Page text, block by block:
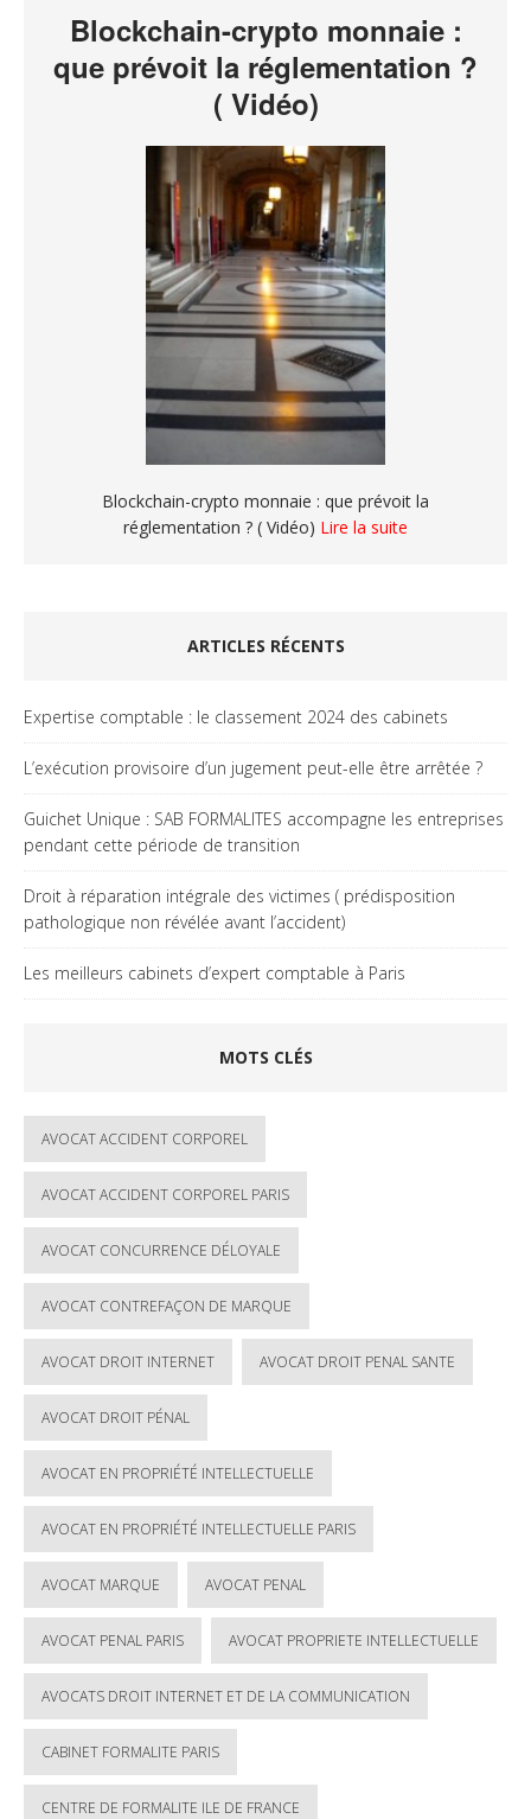
Blockchain-crypto monnaie :
que prévoit la réglementation ?
( Vidéo)
Blockchain-crypto monnaie : que prévoit la
réglementation ? ( Vidéo) Lire la suite
ARTICLES RÉCENTS
Expertise comptable : le classement 2024 des cabinets
L’exécution provisoire d’un jugement peut-elle être arrêtée ?
Guichet Unique : SAB FORMALITES accompagne les entreprises
pendant cette période de transition
Droit à réparation intégrale des victimes ( prédisposition
pathologique non révélée avant l’accident)
Les meilleurs cabinets d’expert comptable à Paris
MOTS CLÉS
AVOCAT ACCIDENT CORPOREL
AVOCAT ACCIDENT CORPOREL PARIS
AVOCAT CONCURRENCE DÉLOYALE
AVOCAT CONTREFAÇON DE MARQUE
AVOCAT DROIT INTERNET AVOCAT DROIT PENAL SANTE
AVOCAT DROIT PÉNAL
AVOCAT EN PROPRIÉTÉ INTELLECTUELLE
AVOCAT EN PROPRIÉTÉ INTELLECTUELLE PARIS
AVOCAT MARQUE AVOCAT PENAL
AVOCAT PENAL PARIS AVOCAT PROPRIETE INTELLECTUELLE
AVOCATS DROIT INTERNET ET DE LA COMMUNICATION
CABINET FORMALITE PARIS
CENTRE DE FORMALITE ILE DE FRANCE